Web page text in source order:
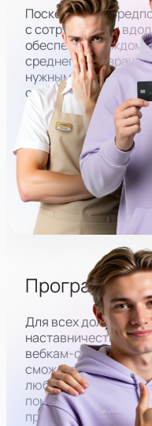
Поскольку мы
с сотрудниками
обеспечить
среднего,
нужным навыкам.
сотрудникам
работе в нашей
финансовую
поиск другой
навыки и добиваться
Программа
Для всех
наставничества. С
вебкам-студии вам
сможете наблюдать
любые вопросы,
поможет вам быстро
приступить к работе